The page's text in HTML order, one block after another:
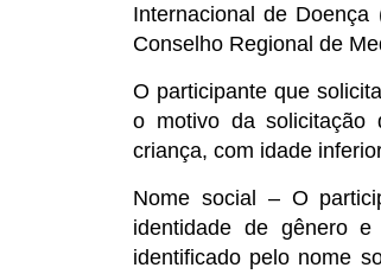
Internacional de
Conselho Regional de
O participante que
o motivo da solicitação
criança, com idade
Nome social – O
identidade de gênero
identificado pelo nome